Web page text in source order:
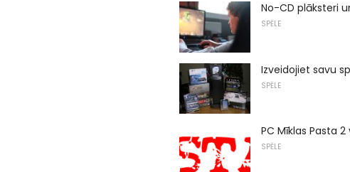
No-CD plāksteri
SPĒLE
Izveidojiet savu
SPĒLE
PC Mīklas Pasta
SPĒLE